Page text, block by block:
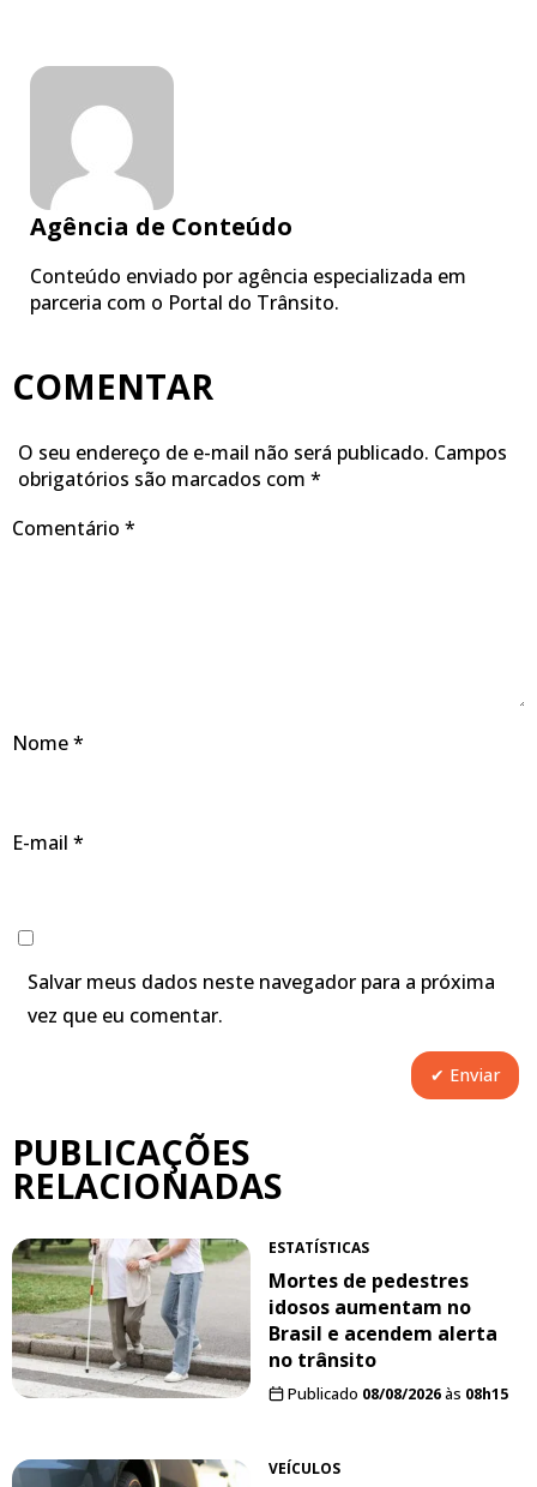
Agência de Conteúdo
Conteúdo enviado por agência especializada em
parceria com o Portal do Trânsito.
COMENTAR
O seu endereço de e-mail não será publicado. Campos
obrigatórios são marcados com *
Comentário *
Nome*
E-mail *
Salvar meus dados neste navegador para a próxima
vez que eu comentar.
PUBLICAÇÕES
RELACIONADAS
ESTATÍSTICAS
Mortes de pedestres
idosos aumentam no
Brasil e acendem alerta
no trânsito
Publicado 08/08/2026às 08h15
VEÍCULOS